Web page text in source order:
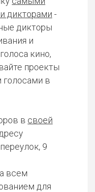
дикторами -
дикторы
и
кино,
проекты
в
в своей
9
всем
для